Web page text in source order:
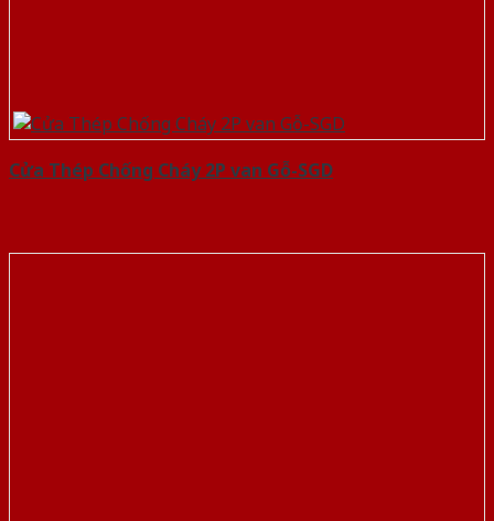
Cửa Thép Chống Cháy 2P van Gỗ-SGD